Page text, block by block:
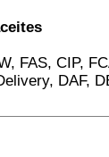
FAS, CIP,
DAF,